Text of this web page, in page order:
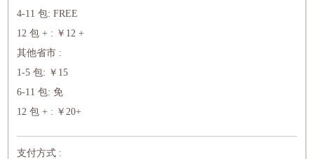
4-11 包: FREE
12 包 + : ￥12 +
其他省市 :
1-5 包: ￥15
6-11 包: 免
12 包 + : ￥20+
支付方式 :